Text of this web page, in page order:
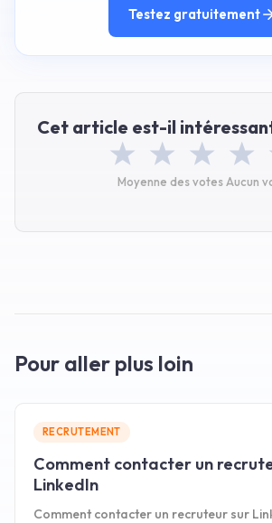
Testez gratuitement
Cet article est-il
Moyenne des votes Aucun
Pour aller plus loin
RECRUTEMENT
Comment contacter un
LinkedIn
Comment contacter un recruteur sur